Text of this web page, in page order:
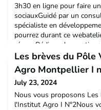
3h30 en ligne pour faire
sociauxGuidé par un
spécialiste en
pourrez durant ce
réseauRédiger des
résumé, titre, bannière sur
croisé sur votre profil avec
Les brèves du
Agro Montpellier I
July 23, 2024
Nous vous proposons
l'Institut Agro I N°2Nous